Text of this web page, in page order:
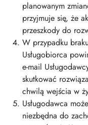
planowanym
przyjmuje się, że
przeszkody do
W przypadku
Usługobiorca
e-mail
skutkować
chwilą wejścia w
Usługodawca
niezbędna do